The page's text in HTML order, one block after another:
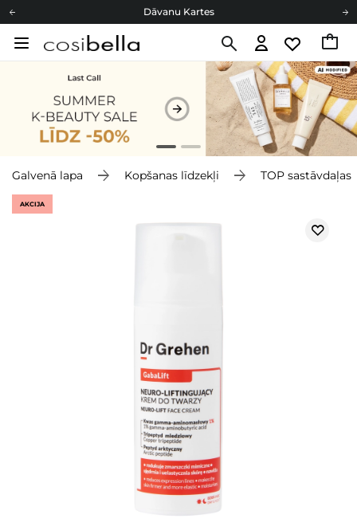
Dāvanu Kartes
Cosibella lojalitātes programma
Galvenā lapa Kopšanas līdzekļi TOP sastāvdaļas
AKCIJA